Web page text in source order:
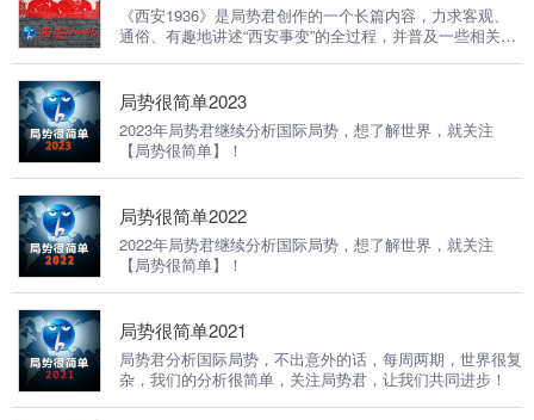
《西安1936》是局势君创作的一个长篇内容，力求客观、
通俗、有趣地讲述“西安事变”的全过程，并普及一些相关的
局势很简单2023
2023年局势君继续分析国际局势，想了解世界，就关注
【局势很简单】！
局势很简单2022
2022年局势君继续分析国际局势，想了解世界，就关注
【局势很简单】！
局势很简单2021
局势君分析国际局势，不出意外的话，每周两期，世界很复
杂，我们的分析很简单，关注局势君，让我们共同进步！